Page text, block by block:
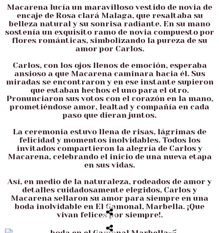
Macarena lucía un maravilloso vestido de novia de
encaje de Rosa clará Malaga, que resaltaba su
belleza natural y su sonrisa radiante. En su mano
sostenía un exquisito ramo de novia compuesto por
flores románticas, simbolizando la pureza de su
amor por Carlos.
Carlos, con los ojos llenos de emoción, esperaba
ansioso a que Macarena caminara hacia él. Sus
miradas se encontraron y en ese instante supieron
que estaban hechos el uno para el otro.
Pronunciaron sus votos con el corazón en la mano,
prometiéndose amor, lealtad y compañía en cada
paso que dieran juntos.
La ceremonia estuvo llena de risas, lágrimas de
felicidad y momentos inolvidables. Todos los
invitados compartieron la alegría de Carlos y
Macarena, celebrando el inicio de una nueva etapa
en sus vidas.
Así, en medio de la naturaleza, rodeados de amor y
detalles cuidadosamente elegidos, Carlos y
Macarena sellaron su amor para siempre en una
boda inolvidable en El Gamonal, Marbella. ¡Que
vivan felices por siempre!.